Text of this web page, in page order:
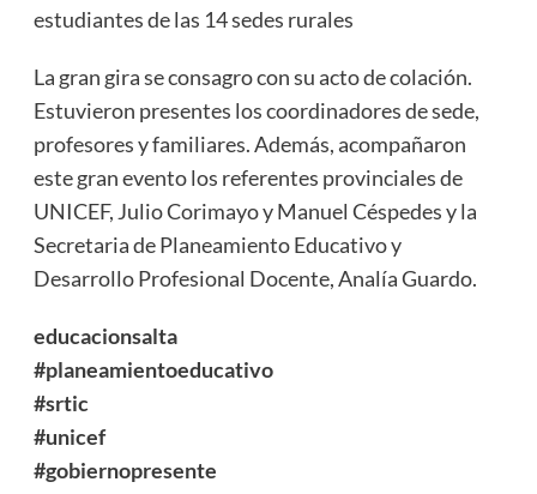
estudiantes de las 14 sedes rurales
La gran gira se consagro con su acto de colación.
Estuvieron presentes los coordinadores de sede,
profesores y familiares. Además, acompañaron
este gran evento los referentes provinciales de
UNICEF, Julio Corimayo y Manuel Céspedes y la
Secretaria de Planeamiento Educativo y
Desarrollo Profesional Docente, Analía Guardo.
educacionsalta
#planeamientoeducativo
#srtic
#unicef
#gobiernopresente